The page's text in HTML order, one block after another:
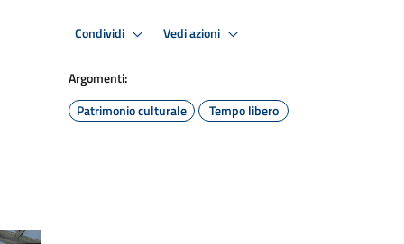
Condividi Vedi azioni
Argomenti:
Patrimonio culturale
Tempo libero